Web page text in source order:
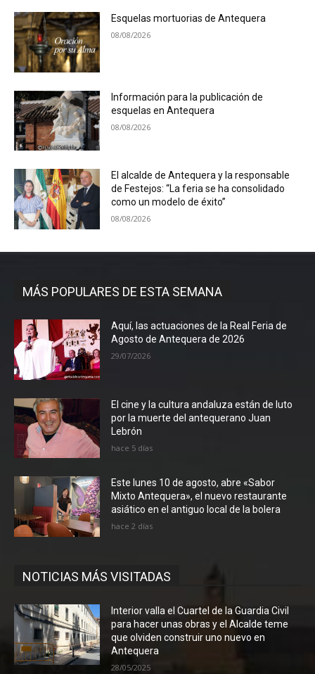
Esquelas mortuorias de Antequera
08/08/2026
Información para la publicación de
esquelas en Antequera
08/08/2026
El alcalde de Antequera y la responsable
de Festejos: “La feria se ha consolidado
como un modelo de éxito”
08/08/2026
MÁS POPULARES DE ESTA SEMANA
Aquí, las actuaciones de la Real Feria de
Agosto de Antequera de 2026
29/07/2026
El cine y la cultura andaluza están de luto
por la muerte del antequerano Juan
Lebrón
hace 5 días
Este lunes 10 de agosto, abre «Sabor
Mixto Antequera», el nuevo restaurante
asiático en el antiguo local de la bolera
hace 2 días
NOTICIAS MÁS VISITADAS
Interior valla el Cuartel de la Guardia Civil
para hacer unas obras y el Alcalde teme
que olviden construir uno nuevo en
Antequera
28/05/2025